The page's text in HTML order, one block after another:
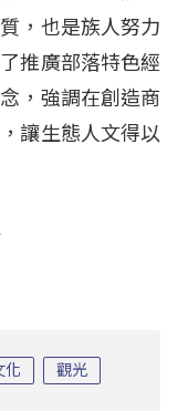
，也是族人努力
推廣部落特色經
，強調在創造商
讓生態人文得以
化 觀光